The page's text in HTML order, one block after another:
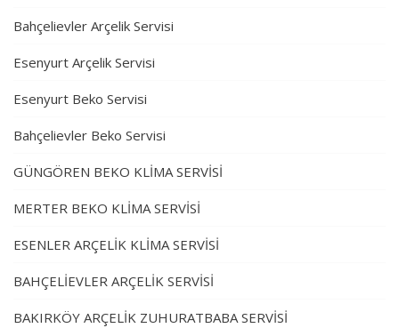
Bahçelievler Arçelik Servisi
Esenyurt Arçelik Servisi
Esenyurt Beko Servisi
Bahçelievler Beko Servisi
GÜNGÖREN BEKO KLİMA SERVİSİ
MERTER BEKO KLİMA SERVİSİ
ESENLER ARÇELİK KLİMA SERVİSİ
BAHÇELİEVLER ARÇELİK SERVİSİ
BAKIRKÖY ARÇELİK ZUHURATBABA SERVİSİ